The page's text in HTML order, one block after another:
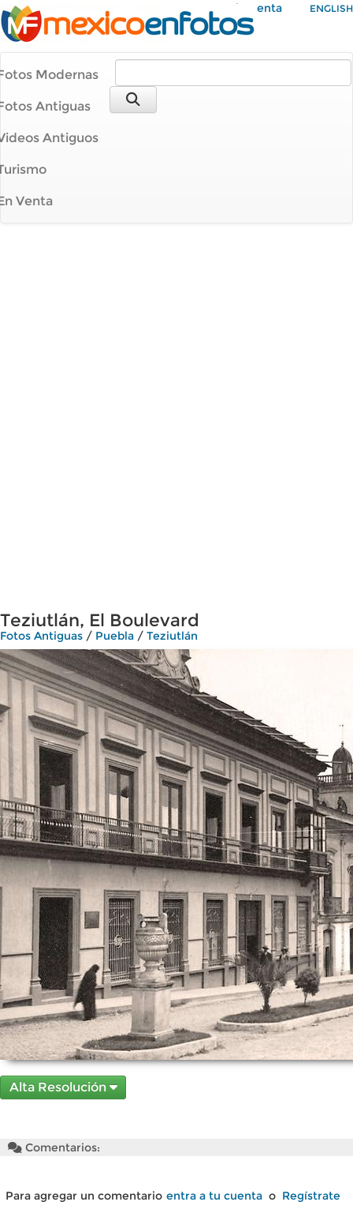
Mi Cuenta ENGLISH
Modernas
Antiguas
Antiguos
Venta
Teziutlán, El Boulevard
Fotos Antiguas / Puebla / Teziutlán
Alta Resolución
Comentarios:
Para agregar un comentario entra a tu cuenta o Regístrate